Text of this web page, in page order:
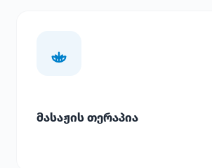
მასაჟის თერაპია